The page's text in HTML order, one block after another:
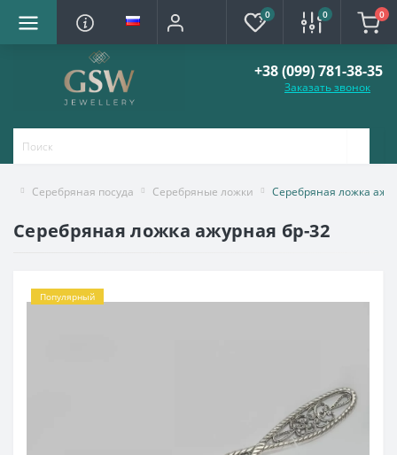
0 0 0
+38 (099) 781-38-35
Заказать звонок
Серебряная посуда Серебряные ложки Серебряная ложка
Серебряная ложка ажурная бр-32
Популярный